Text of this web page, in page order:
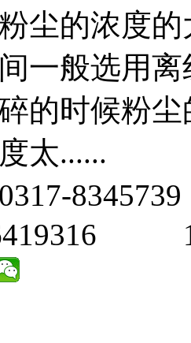
尘的浓度
一般选用
的时候粉
太......
0317-8345739